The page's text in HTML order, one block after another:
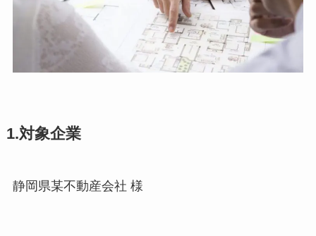
1.対象企業
静岡県某不動産会社 様